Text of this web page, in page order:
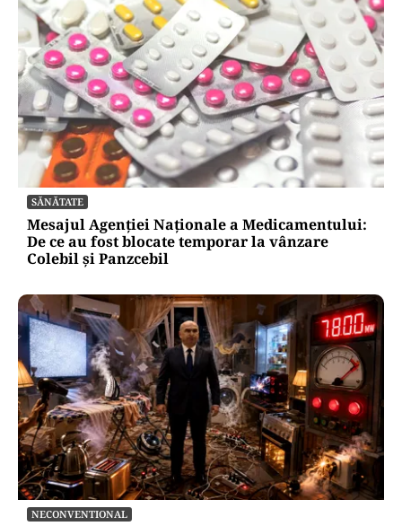
SĂNĂTATE
Mesajul Agenției Naționale a Medicamentului:
De ce au fost blocate temporar la vânzare
Colebil și Panzcebil
NECONVENTIONAL